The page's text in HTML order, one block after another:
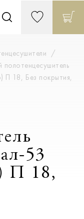
полотенцесушитель
18, Без покрытия,
53
П 18,